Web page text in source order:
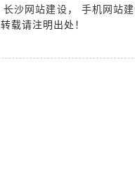
长沙网站建设， 手机网站
载请注明出处！